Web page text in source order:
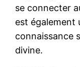
se connecter
est également
connaissance
divine.